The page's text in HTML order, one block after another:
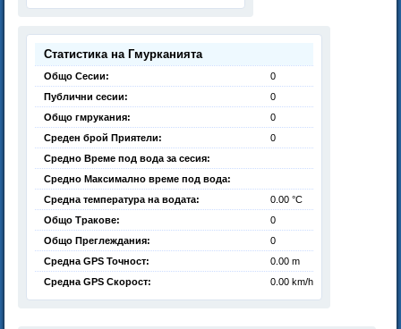
Статистика на Гмурканията
Общо Сесии:
0
Публични сесии:
0
Общо гмрукания:
0
Среден брой Приятели:
0
Средно Време под вода за сесия:
Средно Максимално време под вода:
Средна температура на водата:
0.00 °C
Общо Тракове:
0
Общо Преглеждания:
0
Средна GPS Точност:
0.00 m
Средна GPS Скорост:
0.00 km/h